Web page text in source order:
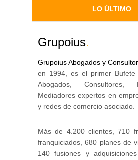
LO ÚLTIMO
Grupoius.
Grupoius Abogados y
en 1994, es el primer Bufete
Abogados, Consultores,
Mediadores expertos en
y redes de comercio asociado.
Más de 4.200 clientes, 710
franquiciados, 680 planes de
140 fusiones y